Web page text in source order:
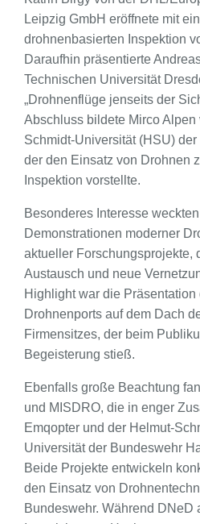
Leipzig GmbH eröffnete mit
drohnenbasierten Inspektion
Daraufhin präsentierte
Technischen Universität
„Drohnenflüge jenseits der
Abschluss bildete Mirco Alpen
Schmidt-Universität (HSU)
der den Einsatz von Drohnen
Inspektion vorstellte.
Besonderes Interesse
Demonstrationen moderner
aktueller Forschungsprojekte,
Austausch und neue
Highlight war die
Drohnenports auf dem Dach
Firmensitzes, der beim
Begeisterung stieß.
Ebenfalls große Beachtung
und MISDRO, die in enger
Emqopter und der Helmut-
Universität der Bundeswehr
Beide Projekte entwickeln
den Einsatz von
Bundeswehr. Während DNeD